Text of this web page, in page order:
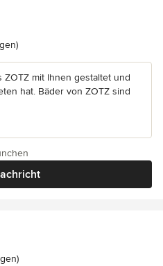
4.8 von 5 Sternen
ZOTZ mit Ihnen gestaltet und
hat. Bäder von ZOTZ sind
5 von 5 Sternen